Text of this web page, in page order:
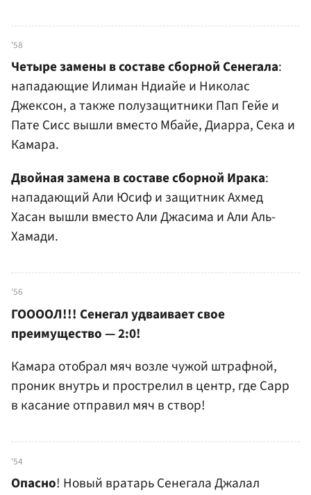
'58
Четыре замены в составе сборной Сенегала:
нападающие Илиман Ндиайе и Николас
Джексон, а также полузащитники Пап Гейе и
Пате Сисс вышли вместо Мбайе, Диарра, Сека и
Камара.
Двойная замена в составе сборной Ирака:
нападающий Али Юсиф и защитник Ахмед
Хасан вышли вместо Али Джасима и Али Аль-
Хамади.
'56
ГООООЛ!!! Сенегал удваивает свое
преимущество — 2:0!
Камара отобрал мяч возле чужой штрафной,
проник внутрь и прострелил в центр, где Сарр
в касание отправил мяч в створ!
'54
Опасно! Новый вратарь Сенегала Джалал